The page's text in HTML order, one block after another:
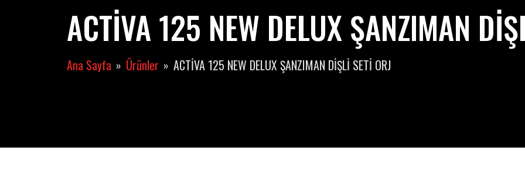
ACTİVA 125 NEW DELUX ŞANZIMAN
Ana Sayfa Ürünler ACTİVA 125 NEW DELUX ŞANZIMAN DİŞLİ SETİ ORJ